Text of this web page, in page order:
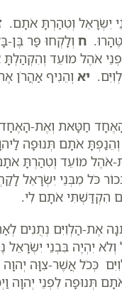
יִשְׂרָאֵל וְטִהַרְתָּ אֹתָם.
ח וְלָקְחוּ פַּר
אֹהֶל מוֹעֵד
יא וְהֵנִיף אַהֲרֹן
חַטָּאת וְאֶת-
וְהֵנַפְתָּ אֹתָם תְּנוּפָה
אֹהֶל מוֹעֵד וְטִהַרְתָּ
כֹּל מִבְּנֵי יִשְׂרָאֵל
הִקְדַּשְׁתִּי אֹתָם לִי.
אֶת-הַלְוִיִּם נְתֻנִים
יִהְיֶה בִּבְנֵי יִשְׂרָאֵל
כְּכֹל אֲשֶׁר-צִוָּה
תְּנוּפָה לִפְנֵי